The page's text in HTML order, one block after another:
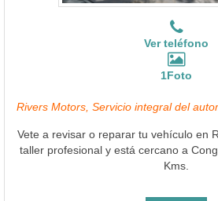
Ver teléfono
1Foto
Rivers Motors, Servicio integral del
Vete a revisar o reparar tu vehículo en
taller profesional y está cercano a
Kms.